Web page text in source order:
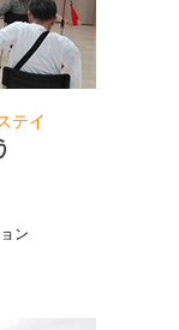
テイ
ン